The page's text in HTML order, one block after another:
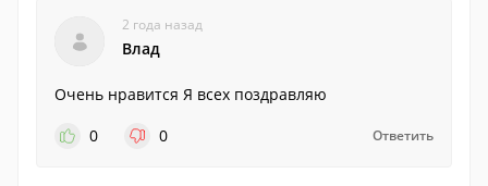
2 года назад
Влад
Очень нравится Я всех поздравляю
0
0 Ответить